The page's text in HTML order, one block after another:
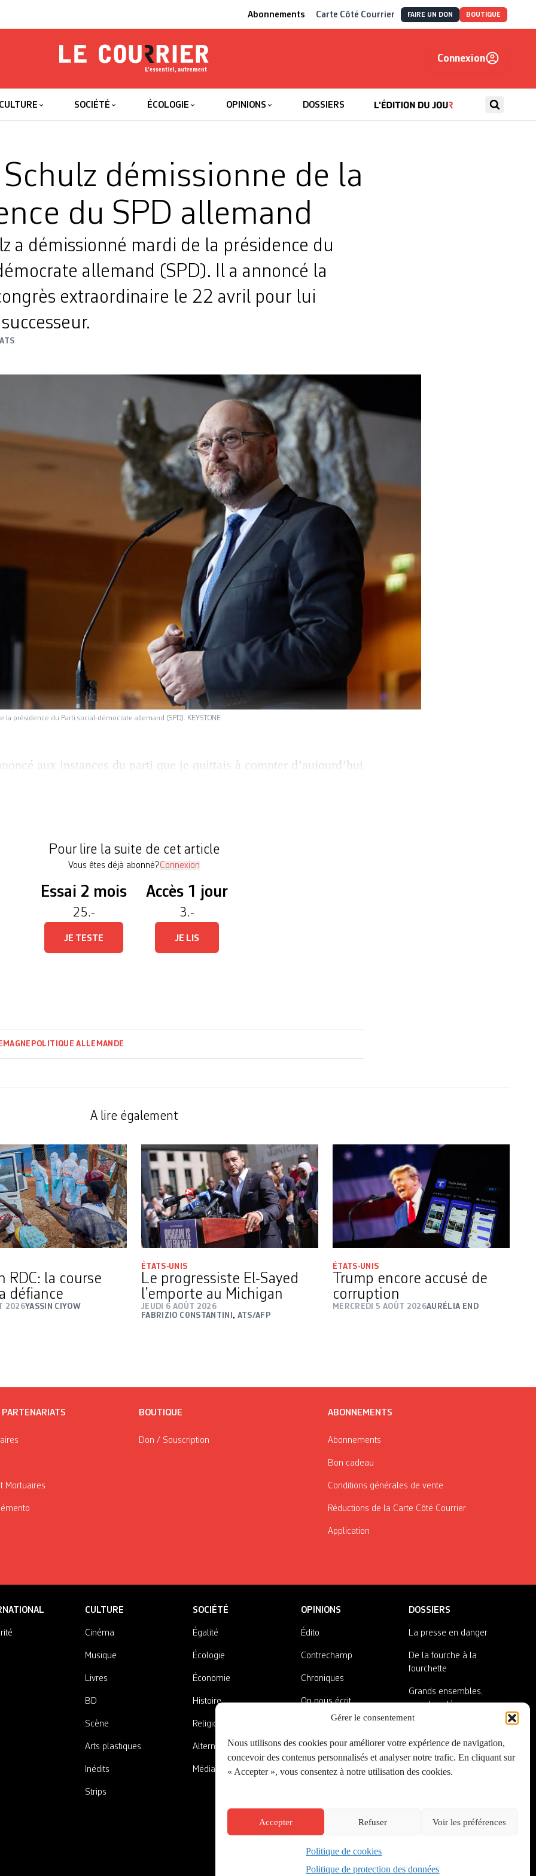
Gérer le consentement
Nous utilisons des cookies pour améliorer votre expérience de navigation,
concevoir des contenus personnalisés et analyser notre trafic. En cliquant sur
« Accepter », vous consentez à notre utilisation des cookies.
Accepter Refuser Voir les préférences
Politique de cookies
Politique de protection des données
Abonnements Carte Côté Courrier FAIRE UN DON BOUTIQUE
Le Courrier
Connexion
CULTURE SOCIÉTÉ ÉCOLOGIE OPINIONS DOSSIERS
démissionne de la
du SPD allemand
a démissionné mardi de la présidence du
allemand (SPD). Il a annoncé la
extraordinaire le 22 avril pour lui
ATS
la présidence du Parti social-démocrate allemand (SPD). KEYSTONE
aux instances du parti que je quittais à compter d’aujourd’hui
Pour lire la suite de cet article
Vous êtes déjà abonné?Connexion
Essai 2 mois
25.-
JE TESTE
Accès 1 jour
3.-
JE LIS
POLITIQUE ALLEMANDE
A lire également
RDC: la course
défiance
2026YASSIN CIYOW
ÉTATS-UNIS
Le progressiste El-Sayed
l’emporte au Michigan
JEUDI 6 AOÛT 2026
FABRIZIO CONSTANTINI , ATS/AFP
ÉTATS-UNIS
Trump encore accusé de
corruption
MERCREDI 5 AOÛT 2026AURÉLIA END
Mortuaires
BOUTIQUE
Don / Souscription
ABONNEMENTS
Abonnements
Bon cadeau
Conditions générales de vente
Réductions de la Carte Côté Courrier
Application
CULTURE
Cinéma
Musique
Livres
BD
Scène
Arts plastiques
Inédits
Strips
SOCIÉTÉ
Égalité
Écologie
Économie
Histoire
Religions
Alternatives
Médias
OPINIONS
Édito
Contrechamp
Chroniques
On nous écrit
A côté de la plaque
DOSSIERS
La presse en danger
De la fourche à la
fourchette
Grands ensembles,
grandes idées
Créé par